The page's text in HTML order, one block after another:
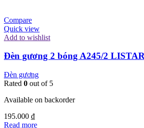
Compare
Quick view
Add to wishlist
Đèn gương 2 bóng A245/2
Đèn gương
Rated 0 out of 5
Available on backorder
195.000 ₫
Read more